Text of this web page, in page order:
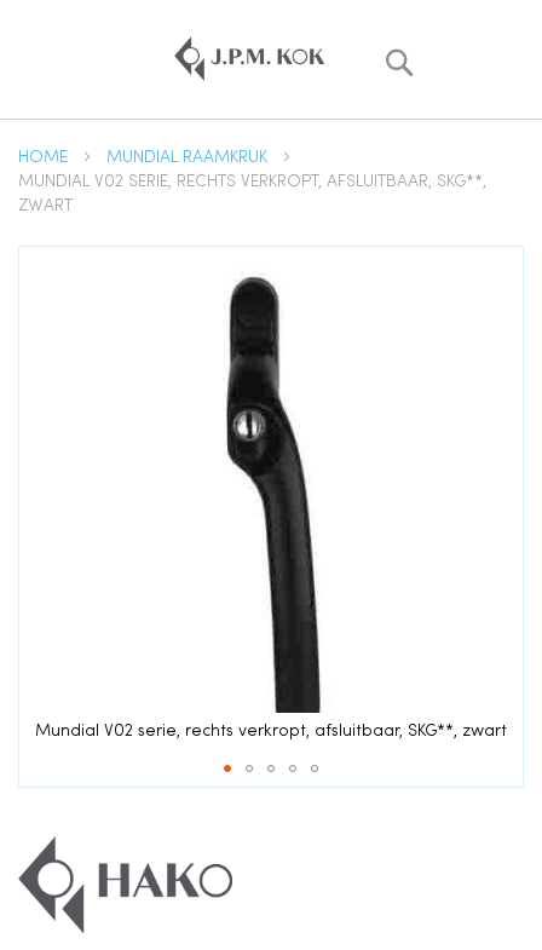
HOME
MUNDIAL RAAMKRUK
MUNDIAL V02 SERIE, RECHTS VERKROPT, AFSLUITBAAR, SKG**,
ZWART
Mundial V02 serie, rechts verkropt, afsluitbaar, SKG**, zwart
naar